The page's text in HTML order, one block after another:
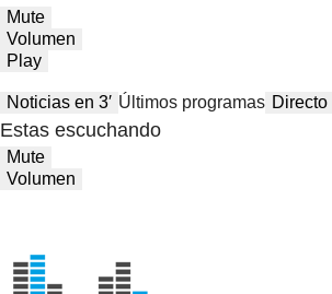
Mute
Volumen
Play
Noticias en 3′ Últimos programas Directo
Estas escuchando
Mute
Volumen